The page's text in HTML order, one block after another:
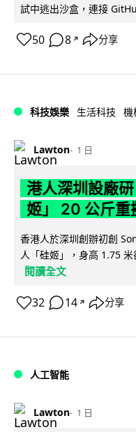
試中逃出沙盒，連接
50 8 ↗ 分享
科技娛樂 生活科技 機
Lawton 1 日
港人深圳設廠
姬」 20 公斤重
香港人於深圳創辦初創
人「硅姬」，身高 1.75
閱讀全文
32 14 ↗ 分享
人工智能
Lawton 1 日